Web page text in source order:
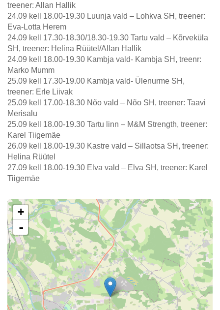
treener: Allan Hallik
24.09 kell 18.00-19.30 Luunja vald – Lohkva SH, treener:
Eva-Lotta Herem
24.09 kell 17.30-18.30/18.30-19.30 Tartu vald – Kõrveküla
SH, treener: Helina Rüütel/Allan Hallik
24.09 kell 18.00-19.30 Kambja vald- Kambja SH, treenr:
Marko Mumm
25.09 kell 17.30-19.00 Kambja vald- Ülenurme SH,
treener: Erle Liivak
25.09 kell 17.00-18.30 Nõo vald – Nõo SH, treener: Taavi
Merisalu
25.09 kell 18.00-19.30 Tartu linn – M&M Strength, treener:
Karel Tiigemäe
26.09 kell 18.00-19.30 Kastre vald – Sillaotsa SH, treener:
Helina Rüütel
27.09 kell 18.00-19.30 Elva vald – Elva SH, treener: Karel
Tiigemäe
+
-